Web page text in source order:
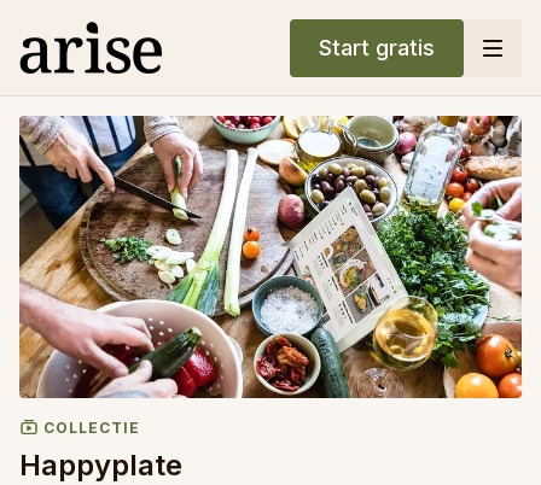
Start gratis
COLLECTIE
Happyplate